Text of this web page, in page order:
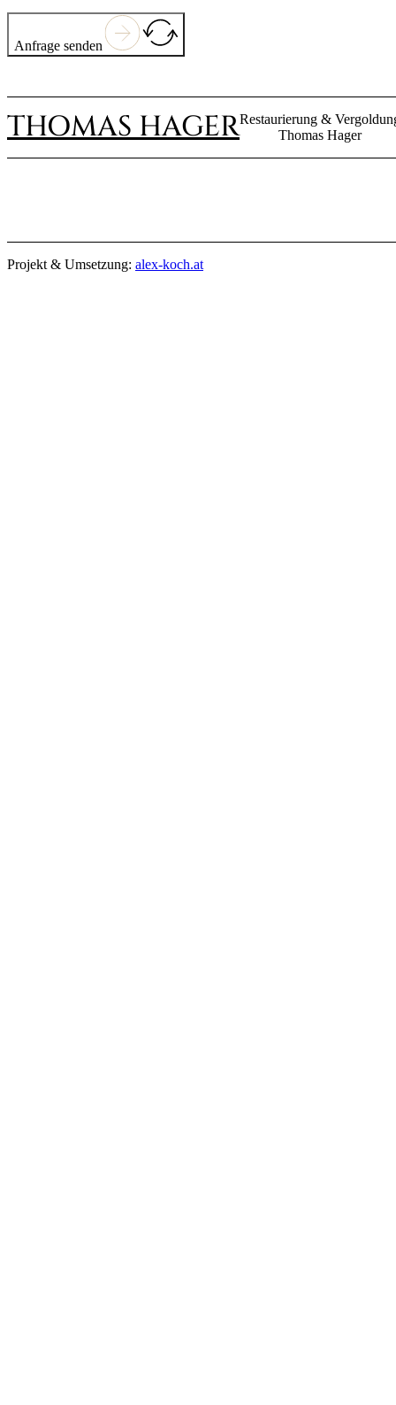
Anfrage senden
THOMAS HAGERRestaurierung &
Thomas Hager
Projekt & Umsetzung: alex-koch.at